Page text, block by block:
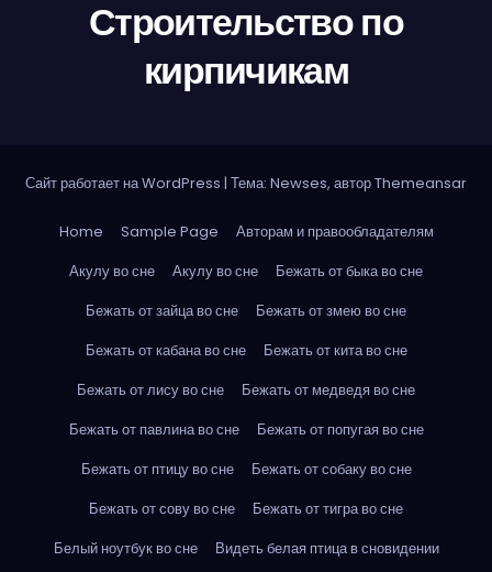
Строительство по
кирпичикам
Сайт работает на WordPress | Тема: Newses, авторThemeansar
Home Sample Page
Авторам и правообладателям
Акулу во сне
Акулу во сне
Бежать от быка во сне
Бежать от зайца во сне
Бежать от змею во сне
Бежать от кабана во сне
Бежать от кита во сне
Бежать от лису во сне
Бежать от медведя во сне
Бежать от павлина во сне
Бежать от попугая во сне
Бежать от птицу во сне
Бежать от собаку во сне
Бежать от сову во сне
Бежать от тигра во сне
Белый ноутбук во сне
Видеть белая птица в сновидении